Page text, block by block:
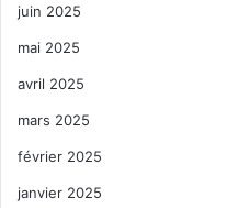
juin 2025
mai 2025
avril 2025
mars 2025
février 2025
janvier 2025